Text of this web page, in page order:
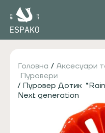
Головна / Аксесуари
Пуровери
/ Пуровер Дотик
Next generation